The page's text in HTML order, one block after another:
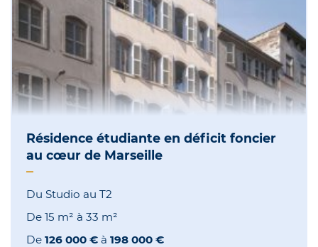
Résidence étudiante en déficit foncier
au cœur de Marseille
Du Studio au T2
De 15 m² à 33 m²
De 126 000 € à 198 000 €